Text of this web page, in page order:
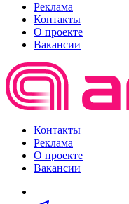
Реклама
Контакты
О проекте
Вакансии
Контакты
Реклама
О проекте
Вакансии